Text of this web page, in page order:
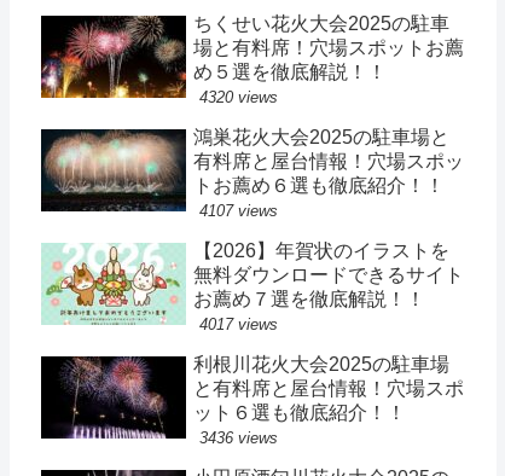
ちくせい花火大会2025の駐車
場と有料席！穴場スポットお薦
め５選を徹底解説！！
4320 views
鴻巣花火大会2025の駐車場と
有料席と屋台情報！穴場スポッ
トお薦め６選も徹底紹介！！
4107 views
【2026】年賀状のイラストを
無料ダウンロードできるサイト
お薦め７選を徹底解説！！
4017 views
利根川花火大会2025の駐車場
と有料席と屋台情報！穴場スポ
ット６選も徹底紹介！！
3436 views